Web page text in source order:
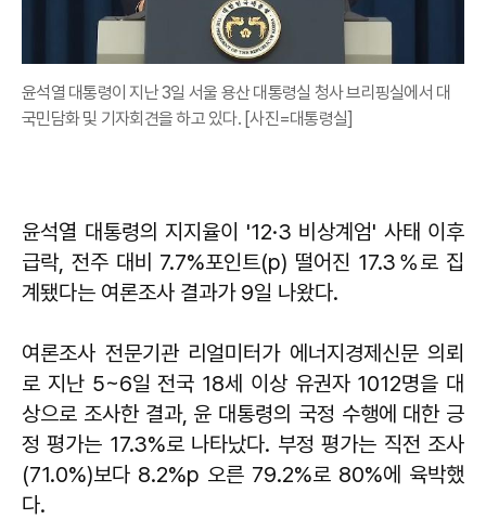
윤석열 대통령이 지난 3일 서울 용산 대통령실 청사 브리핑실에서 대
국민담화 및 기자회견을 하고 있다. [사진=대통령실]
윤석열 대통령의 지지율이 '12·3 비상계엄' 사태 이후
급락, 전주 대비 7.7%포인트(p) 떨어진 17.3％로 집
계됐다는 여론조사 결과가 9일 나왔다.
여론조사 전문기관 리얼미터가 에너지경제신문 의뢰
로 지난 5~6일 전국 18세 이상 유권자 1012명을 대
상으로 조사한 결과, 윤 대통령의 국정 수행에 대한 긍
정 평가는 17.3%로 나타났다. 부정 평가는 직전 조사
(71.0%)보다 8.2%p 오른 79.2%로 80%에 육박했
다.